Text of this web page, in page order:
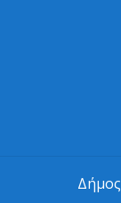
Δήμος